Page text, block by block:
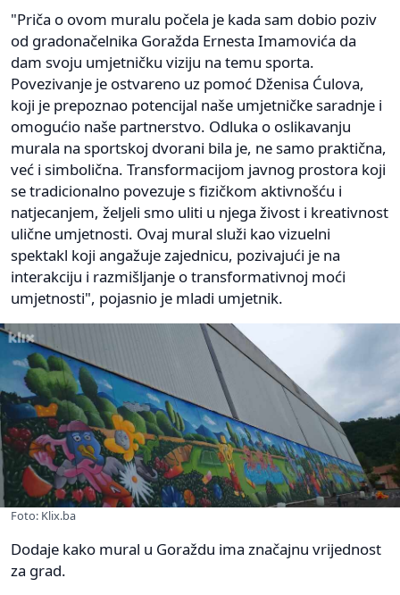
"Priča o ovom muralu počela je kada sam dobio poziv
od gradonačelnika Goražda Ernesta Imamovića da
dam svoju umjetničku viziju na temu sporta.
Povezivanje je ostvareno uz pomoć Dženisa Ćulova,
koji je prepoznao potencijal naše umjetničke saradnje i
omogućio naše partnerstvo. Odluka o oslikavanju
murala na sportskoj dvorani bila je, ne samo praktična,
već i simbolična. Transformacijom javnog prostora koji
se tradicionalno povezuje s fizičkom aktivnošću i
natjecanjem, željeli smo uliti u njega živost i kreativnost
ulične umjetnosti. Ovaj mural služi kao vizuelni
spektakl koji angažuje zajednicu, pozivajući je na
interakciju i razmišljanje o transformativnoj moći
umjetnosti", pojasnio je mladi umjetnik.
Foto: Klix.ba
Dodaje kako mural u Goraždu ima značajnu vrijednost
za grad.